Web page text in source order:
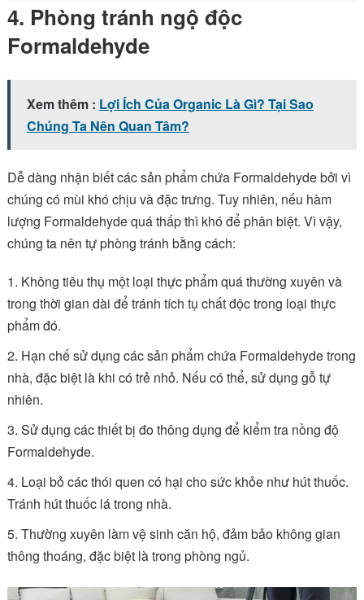
4. Phòng tránh ngộ độc
Formaldehyde
Xem thêm : Lợi Ích Của Organic Là Gì? Tại Sao
Chúng Ta Nên Quan Tâm?
Dễ dàng nhận biết các sản phẩm chứa Formaldehyde bởi vì
chúng có mùi khó chịu và đặc trưng. Tuy nhiên, nếu hàm
lượng Formaldehyde quá thấp thì khó để phân biệt. Vì vậy,
chúng ta nên tự phòng tránh bằng cách:
Không tiêu thụ một loại thực phẩm quá thường xuyên và
trong thời gian dài để tránh tích tụ chất độc trong loại thực
phẩm đó.
Hạn chế sử dụng các sản phẩm chứa Formaldehyde trong
nhà, đặc biệt là khi có trẻ nhỏ. Nếu có thể, sử dụng gỗ tự
nhiên.
Sử dụng các thiết bị đo thông dụng để kiểm tra nồng độ
Formaldehyde.
Loại bỏ các thói quen có hại cho sức khỏe như hút thuốc.
Tránh hút thuốc lá trong nhà.
Thường xuyên làm vệ sinh căn hộ, đảm bảo không gian
thông thoáng, đặc biệt là trong phòng ngủ.